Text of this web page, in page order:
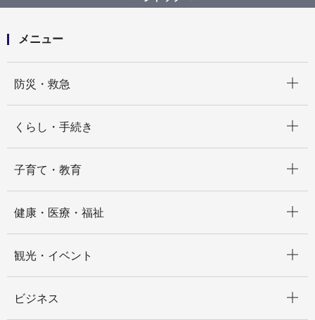
マイナンバーカード・電子証明書
メニュー
防災・救急
くらし・手続き
子育て・教育
健康・医療・福祉
観光・イベント
ビジネス